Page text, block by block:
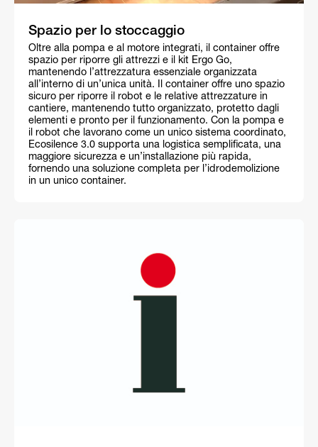
Spazio per lo stoccaggio
Oltre alla pompa e al motore integrati, il container offre
spazio per riporre gli attrezzi e il kit Ergo Go,
mantenendo l’attrezzatura essenziale organizzata
all’interno di un’unica unità. Il container offre uno spazio
sicuro per riporre il robot e le relative attrezzature in
cantiere, mantenendo tutto organizzato, protetto dagli
elementi e pronto per il funzionamento. Con la pompa e
il robot che lavorano come un unico sistema coordinato,
Ecosilence 3.0 supporta una logistica semplificata, una
maggiore sicurezza e un’installazione più rapida,
fornendo una soluzione completa per l’idrodemolizione
in un unico container.